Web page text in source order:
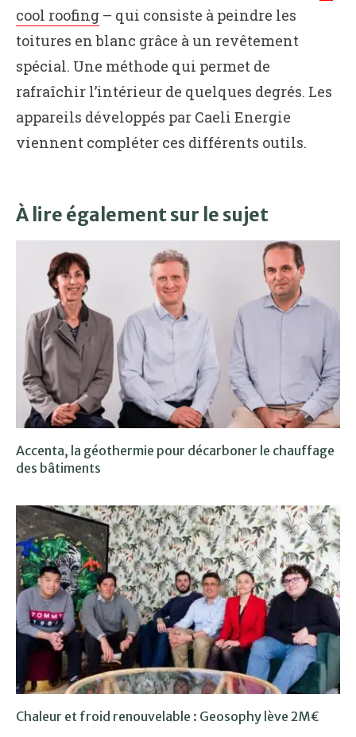
cool roofing – qui consiste à peindre les
toitures en blanc grâce à un revêtement
spécial. Une méthode qui permet de
rafraîchir l’intérieur de quelques degrés. Les
appareils développés par Caeli Energie
viennent compléter ces différents outils.
À lire également sur le sujet
Accenta, la géothermie pour décarboner le chauffage
des bâtiments
Chaleur et froid renouvelable : Geosophy lève 2M€